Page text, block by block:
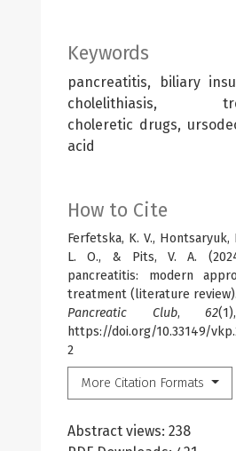
Keywords
pancreatitis, biliary
cholelithiasis,
choleretic drugs,
acid
How to Cite
Ferfetska, K. V., Hontsaryuk,
L. O., & Pits, V. A.
pancreatitis: modern
treatment (literature review).
Pancreatic Club,62
https://doi.org/10.33149/
2
More Citation Formats
Abstract views: 238